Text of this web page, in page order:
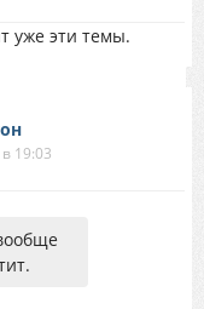
уже эти темы.
19:03